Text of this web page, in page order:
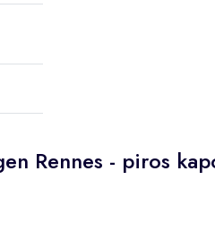
Rennes - piros